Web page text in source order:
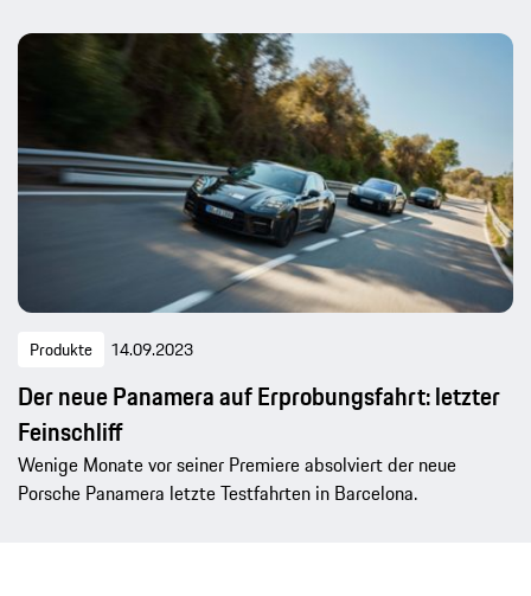
Produkte 14.09.2023
Der neue Panamera auf Erprobungsfahrt: letzter
Feinschliff
Wenige Monate vor seiner Premiere absolviert der neue
Porsche Panamera letzte Testfahrten in Barcelona.